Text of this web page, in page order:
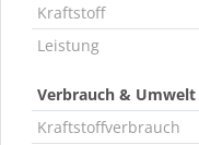
Kraftstoff
Leistung
Verbrauch & Umwelt
Kraftstoffverbrauch